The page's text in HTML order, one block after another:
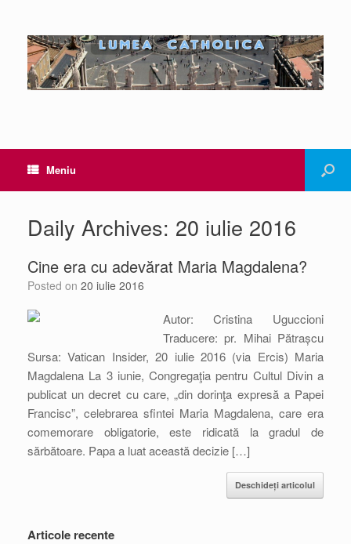
Meniu
Daily Archives: 20 iulie 2016
Cine era cu adevărat Maria Magdalena?
Posted on 20 iulie 2016
Autor: Cristina Uguccioni
Traducere: pr. Mihai Pătrașcu
Sursa: Vatican Insider, 20 iulie 2016 (via Ercis) Maria
Magdalena La 3 iunie, Congregaţia pentru Cultul Divin a
publicat un decret cu care, „din dorinţa expresă a Papei
Francisc”, celebrarea sfintei Maria Magdalena, care era
comemorare obligatorie, este ridicată la gradul de
sărbătoare. Papa a luat această decizie […]
Deschideți articolul
Articole recente